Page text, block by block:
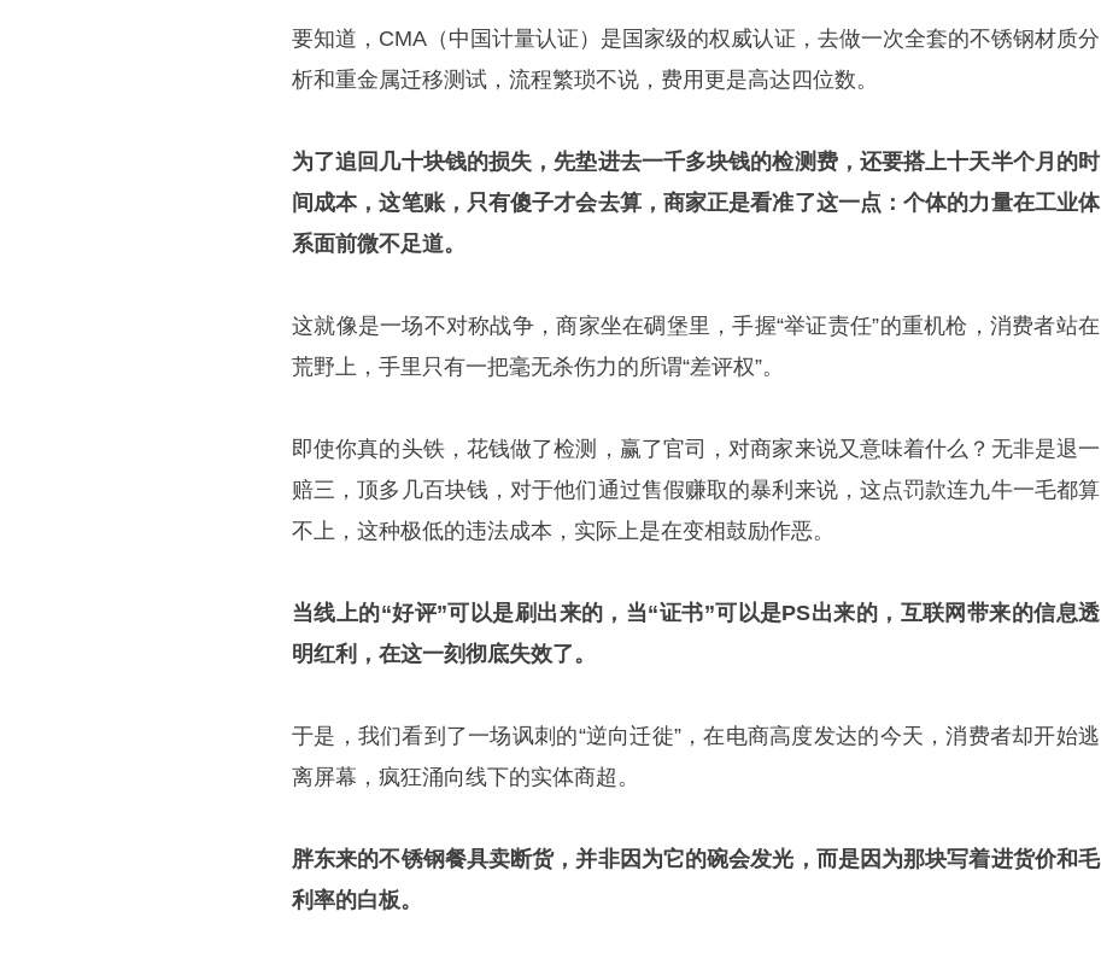
要知道，CMA（中国计量认证）是国家级的权威认证，去做一次全套的不锈钢材质分
析和重金属迁移测试，流程繁琐不说，费用更是高达四位数。
为了追回几十块钱的损失，先垫进去一千多块钱的检测费，还要搭上十天半个月的时
间成本，这笔账，只有傻子才会去算，商家正是看准了这一点：个体的力量在工业体
系面前微不足道。
这就像是一场不对称战争，商家坐在碉堡里，手握“举证责任”的重机枪，消费者站在
荒野上，手里只有一把毫无杀伤力的所谓“差评权”。
即使你真的头铁，花钱做了检测，赢了官司，对商家来说又意味着什么？无非是退一
赔三，顶多几百块钱，对于他们通过售假赚取的暴利来说，这点罚款连九牛一毛都算
不上，这种极低的违法成本，实际上是在变相鼓励作恶。
当线上的“好评”可以是刷出来的，当“证书”可以是PS出来的，互联网带来的信息透
明红利，在这一刻彻底失效了。
于是，我们看到了一场讽刺的“逆向迁徙”，在电商高度发达的今天，消费者却开始逃
离屏幕，疯狂涌向线下的实体商超。
胖东来的不锈钢餐具卖断货，并非因为它的碗会发光，而是因为那块写着进货价和毛
利率的白板。